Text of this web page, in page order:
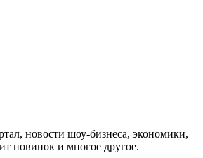
новости шоу-бизнеса, экономики,
новинок и многое другое.